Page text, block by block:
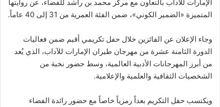
الإمارات للآداب بالتعاون مع مركز محمد بن راشد للفضاء، عن روايتها
المتميزة «الضمير الكوني»، ضمن الفئة العمرية من 31 إلى 40 عاماً.
وجاء الإعلان عن الفائزين خلال حفل تكريمي أقيم ضمن فعاليات
الدورة الثامنة عشرة من مهرجان طيران الإمارات للآداب، الذي يُعد
من أبرز المهرجانات الأدبية العالمية، وسط حضور نخبة من
الشخصيات الثقافية والعلمية والإعلامية.
ويكتسب حفل التكريم بعداً رمزياً خاصاً مع حضور رائدة الفضاء